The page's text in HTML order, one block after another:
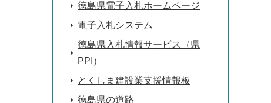
徳島県電子入札ホームページ
電子入札システム
徳島県入札情報サービス（県
PPI）
とくしま建設業支援情報板
徳島県の道路